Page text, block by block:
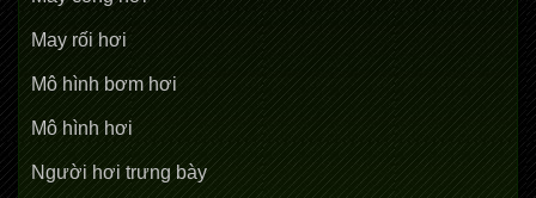
May rối hơi
Mô hình bơm hơi
Mô hình hơi
Người hơi trưng bày